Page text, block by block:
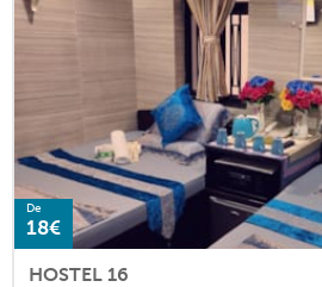
De
18€
HOSTEL 16